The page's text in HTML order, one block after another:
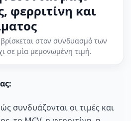
φερριτίνη και
στον συνδυασμό των
σε μία μεμονωμένη τιμή.
συνδυάζονται οι τιμές και